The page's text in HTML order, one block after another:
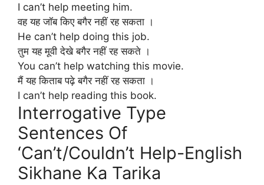
I can’t help meeting him.
वह यह जॉब किए बगैर नहीं रह सकता ।
He can’t help doing this job.
तुम यह मूवी देखे बगैर नहीं रह सकते ।
You can’t help watching this movie.
मैं यह किताब पढ़े बगैर नहीं रह सकता ।
I can’t help reading this book.
Interrogative Type
Sentences Of
‘Can’t/Couldn’t Help-English
Sikhane Ka Tarika